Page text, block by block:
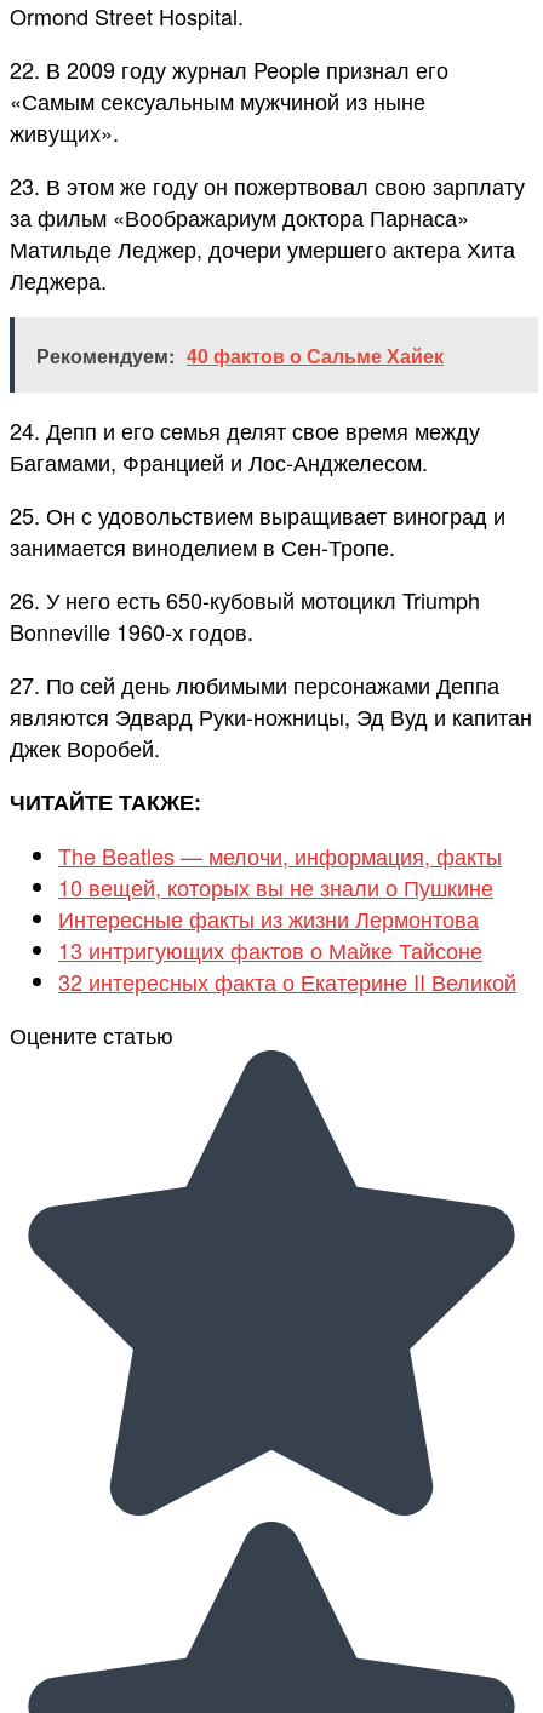
Ormond Street Hospital.
22. В 2009 году журнал People признал его
«Самым сексуальным мужчиной из ныне
живущих».
23. В этом же году он пожертвовал свою зарплату
за фильм «Воображариум доктора Парнаса»
Матильде Леджер, дочери умершего актера Хита
Леджера.
Рекомендуем: 40 фактов о Сальме Хайек
24. Депп и его семья делят свое время между
Багамами, Францией и Лос-Анджелесом.
25. Он с удовольствием выращивает виноград и
занимается виноделием в Сен-Тропе.
26. У него есть 650-кубовый мотоцикл Triumph
Bonneville 1960-х годов.
27. По сей день любимыми персонажами Деппа
являются Эдвард Руки-ножницы, Эд Вуд и капитан
Джек Воробей.
ЧИТАЙТЕ ТАКЖЕ:
The Beatles — мелочи, информация, факты
10 вещей, которых вы не знали о Пушкине
Интересные факты из жизни Лермонтова
13 интригующих фактов о Майке Тайсоне
32 интересных факта о Екатерине II Великой
Оцените статью